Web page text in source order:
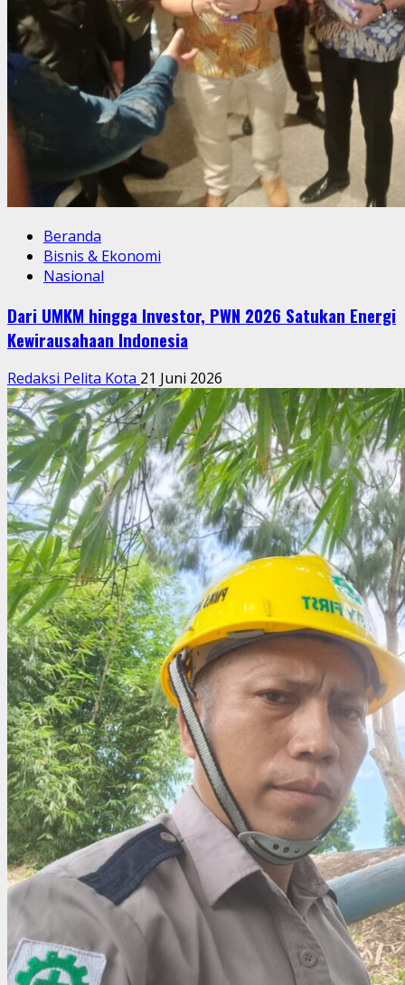
Beranda
Bisnis & Ekonomi
Nasional
Dari UMKM hingga Investor, PWN 2026 Satukan Energi
Kewirausahaan Indonesia
Redaksi Pelita Kota 21 Juni 2026